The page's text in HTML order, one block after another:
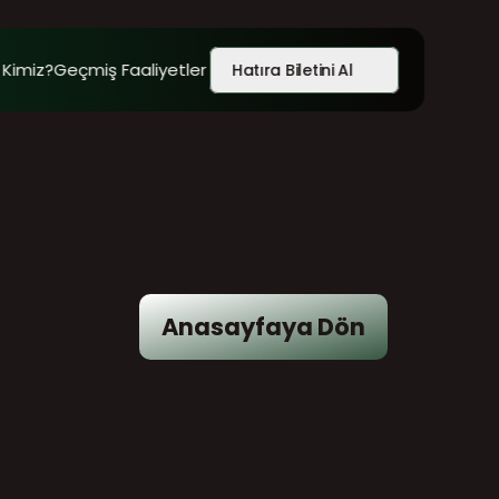
Anasayfaya Dön
Geçmiş Faaliyetler Hatıra Biletini Al